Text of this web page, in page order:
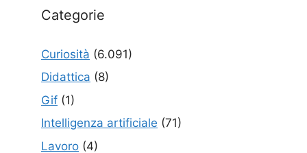
Categorie
Curiosità (6.091)
Didattica (8)
Gif (1)
Intelligenza artificiale (71)
Lavoro (4)